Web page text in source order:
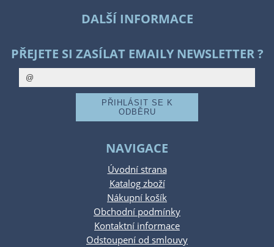
DALŠÍ INFORMACE
PŘEJETE SI ZASÍLAT EMAILY NEWSLETTER ?
NAVIGACE
Úvodní strana
Katalog zboží
Nákupní košík
Obchodní podmínky
Kontaktní informace
Odstoupení od smlouvy